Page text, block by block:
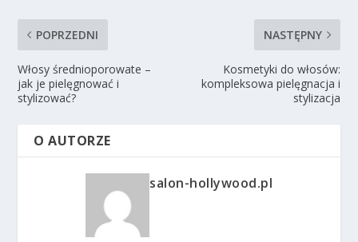
POPRZEDNI
Włosy średnioporowate –
jak je pielęgnować i
stylizować?
NASTĘPNY
Kosmetyki do włosów:
kompleksowa pielęgnacja i
stylizacja
O AUTORZE
salon-hollywood.pl